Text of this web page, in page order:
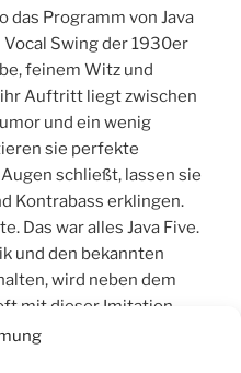
das Programm von Java
Swing der 1930er
feinem Witz und
Auftritt liegt zwischen
und ein wenig
sie perfekte
schließt, lassen sie
Kontrabass erklingen.
Das war alles Java Five.
und den bekannten
wird neben dem
mit dieser Imitation